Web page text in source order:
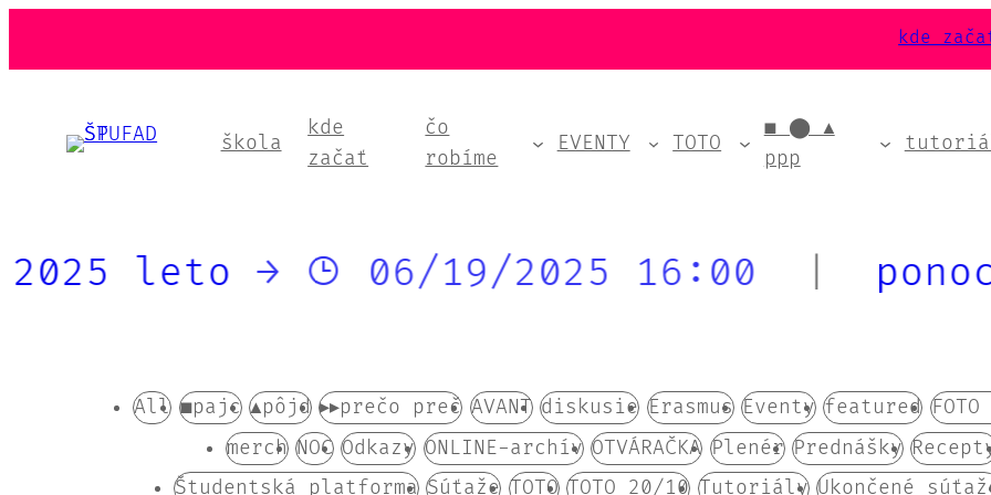
kde
škola
kde
začať
čo
robíme
EVENTY TOTO
■ ⬤ ▲
ppp
leto→ 06/19/2025 16:00 |
All ■pajc ▲pôjd ▸▸prečo preč AVANT diskusie Erasmus Eventy featured FOTO
merch NOC Odkazy ONLINE-archív OTVÁRAČKA Plenér Prednášky
Študentská platforma Súťaže TOTO TOTO 20/10 Tutoriály Ukončené